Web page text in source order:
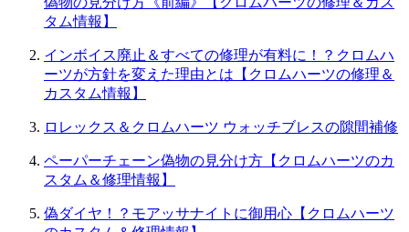
タム情報】
インボイス廃止＆すべての修理が有料に！？クロムハ
ーツが方針を変えた理由とは【クロムハーツの修理＆
カスタム情報】
ロレックス＆クロムハーツ ウォッチブレスの隙間補修
ペーパーチェーン偽物の見分け方【クロムハーツのカ
スタム＆修理情報】
偽ダイヤ！？モアッサナイトに御用心【クロムハーツ